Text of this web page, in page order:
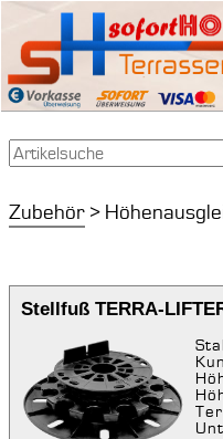
Zubehör >
Stellfuß TERRA-